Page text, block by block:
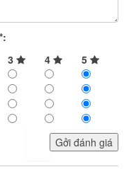
*:
3 4
5
Gởi đánh giá